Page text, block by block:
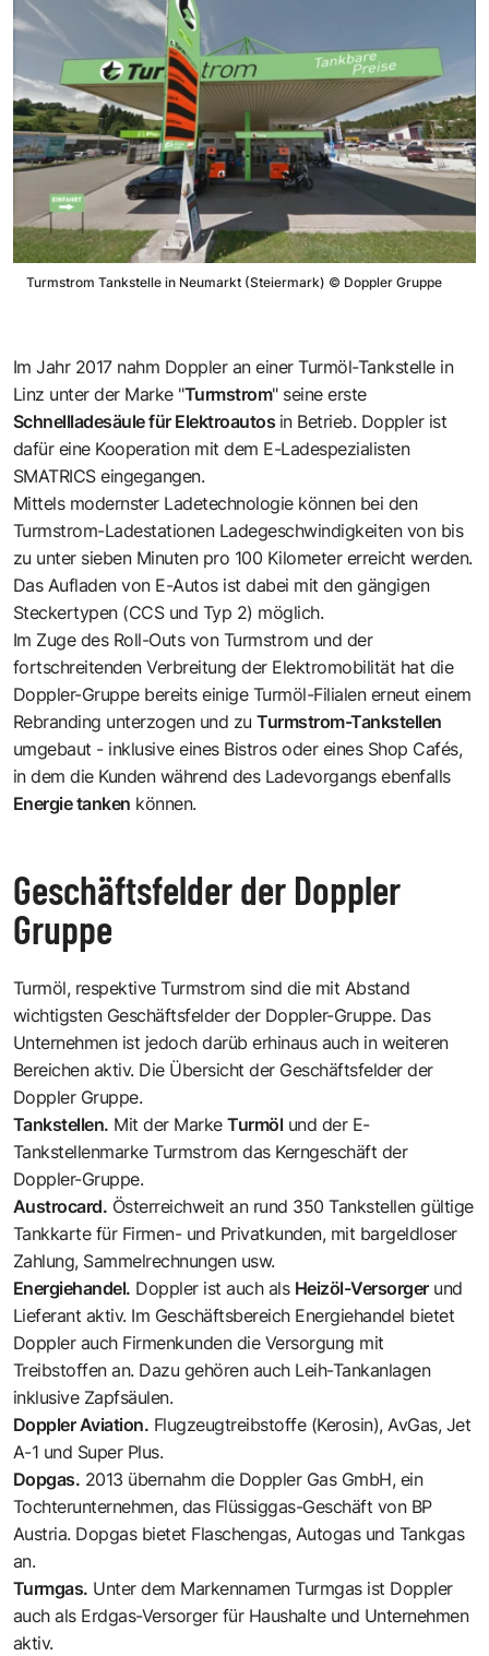
Turmstrom Tankstelle in Neumarkt (Steiermark) © Doppler Gruppe
Im Jahr 2017 nahm Doppler an einer Turmöl-Tankstelle in
Linz unter der Marke "Turmstrom" seine erste
Schnellladesäule für Elektroautos in Betrieb. Doppler ist
dafür eine Kooperation mit dem E-Ladespezialisten
SMATRICS eingegangen.
Mittels modernster Ladetechnologie können bei den
Turmstrom-Ladestationen Ladegeschwindigkeiten von bis
zu unter sieben Minuten pro 100 Kilometer erreicht werden.
Das Aufladen von E-Autos ist dabei mit den gängigen
Steckertypen (CCS und Typ 2) möglich.
Im Zuge des Roll-Outs von Turmstrom und der
fortschreitenden Verbreitung der Elektromobilität hat die
Doppler-Gruppe bereits einige Turmöl-Filialen erneut einem
Rebranding unterzogen und zuTurmstrom-Tankstellen
umgebaut - inklusive eines Bistros oder eines Shop Cafés,
in dem die Kunden während des Ladevorgangs ebenfalls
Energie tanken können.
Geschäftsfelder der Doppler
Gruppe
Turmöl, respektive Turmstrom sind die mit Abstand
wichtigsten Geschäftsfelder der Doppler-Gruppe. Das
Unternehmen ist jedoch darüb erhinaus auch in weiteren
Bereichen aktiv. Die Übersicht der Geschäftsfelder der
Doppler Gruppe.
Tankstellen. Mit der MarkeTurmölund der E-
Tankstellenmarke Turmstrom das Kerngeschäft der
Doppler-Gruppe.
Austrocard. Österreichweit an rund 350 Tankstellen gültige
Tankkarte für Firmen- und Privatkunden, mit bargeldloser
Zahlung, Sammelrechnungen usw.
Energiehandel. Doppler ist auch als Heizöl-Versorger und
Lieferant aktiv. Im Geschäftsbereich Energiehandel bietet
Doppler auch Firmenkunden die Versorgung mit
Treibstoffen an. Dazu gehören auch Leih-Tankanlagen
inklusive Zapfsäulen.
Doppler Aviation. Flugzeugtreibstoffe (Kerosin), AvGas, Jet
A-1 und Super Plus.
Dopgas. 2013 übernahm die Doppler Gas GmbH, ein
Tochterunternehmen, das Flüssiggas-Geschäft von BP
Austria. Dopgas bietet Flaschengas, Autogas und Tankgas
an.
Turmgas. Unter dem Markennamen Turmgas ist Doppler
auch als Erdgas-Versorger für Haushalte und Unternehmen
aktiv.